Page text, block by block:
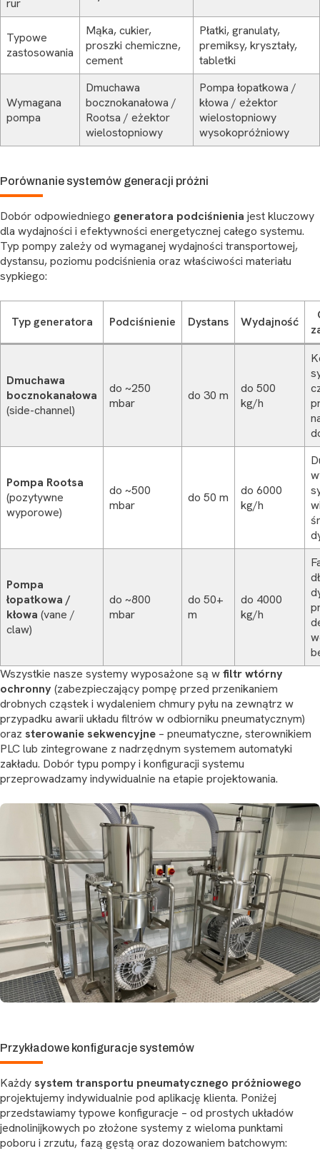
Typowe
zastosowania
Mąka, cukier,
proszki chemiczne,
cement
Płatki, granulaty,
premiksy, kryształy,
tabletki
Wymagana
pompa
Dmuchawa
bocznokanałowa /
Rootsa / eżektor
wielostopniowy
Pompa łopatkowa /
kłowa / eżektor
wielostopniowy
wysokopróżniowy
Porównanie systemów generacji próżni
Dobór odpowiedniego generatora podciśnienia jest kluczowy
dla wydajności i efektywności energetycznej całego systemu.
Typ pompy zależy od wymaganej wydajności transportowej,
dystansu, poziomu podciśnienia oraz właściwości materiału
sypkiego:
Typ generatora Podciśnienie Dystans Wydajność
Dmuchawa
bocznokanałowa
(side-channel)
do ~250
mbar
do 30 m
do 500
kg/h
Pompa Rootsa
(pozytywne
wyporowe)
do ~500
mbar
do 50 m
do 6000
kg/h
Pompa
łopatkowa /
kłowa (vane /
claw)
do ~800
mbar
do 50+
m
do 4000
kg/h
Wszystkie nasze systemy wyposażone są wfiltr wtórny
ochronny (zabezpieczający pompę przed przenikaniem
drobnych cząstek i wydaleniem chmury pyłu na zewnątrz w
przypadku awarii układu filtrów w odbiorniku pneumatycznym)
oraz sterowanie sekwencyjne – pneumatyczne, sterownikiem
PLC lub zintegrowane z nadrzędnym systemem automatyki
zakładu. Dobór typu pompy i konfiguracji systemu
przeprowadzamy indywidualnie na etapie projektowania.
Przykładowe konfiguracje systemów
Każdysystem transportu pneumatycznego próżniowego
projektujemy indywidualnie pod aplikację klienta. Poniżej
przedstawiamy typowe konfiguracje – od prostych układów
jednolinijkowych po złożone systemy z wieloma punktami
poboru i zrzutu, fazą gęstą oraz dozowaniem batchowym: